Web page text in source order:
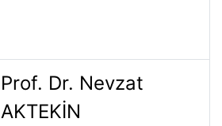
Prof. Dr. Nevzat
AKTEKİN